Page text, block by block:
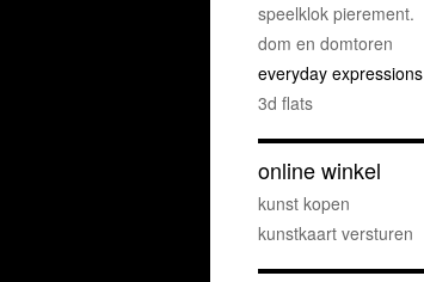
speelklok pierement.
dom en domtoren
everyday expressions
3d flats
online winkel
kunst kopen
kunstkaart versturen